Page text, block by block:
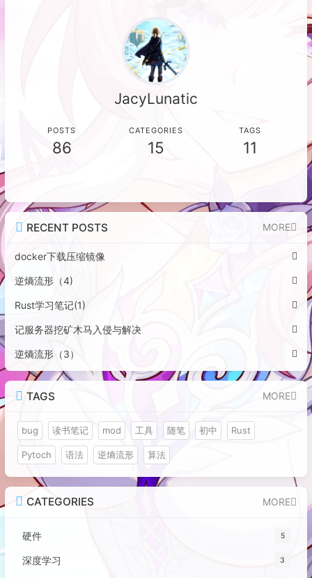
件，然后再进行常规解压操作。
JacyLunatic
POSTS
86
CATEGORIES
15
TAGS
11
RECENT POSTS MORE
docker下载压缩镜像
逆熵流形（4)
Rust学习笔记(1)
记服务器挖矿木马入侵与解决
逆熵流形（3）
TAGS MORE
bug 读书笔记 mod 工具 随笔 初中 Rust
Pytoch 语法 逆熵流形 算法
CATEGORIES MORE
硬件 5
深度学习 3